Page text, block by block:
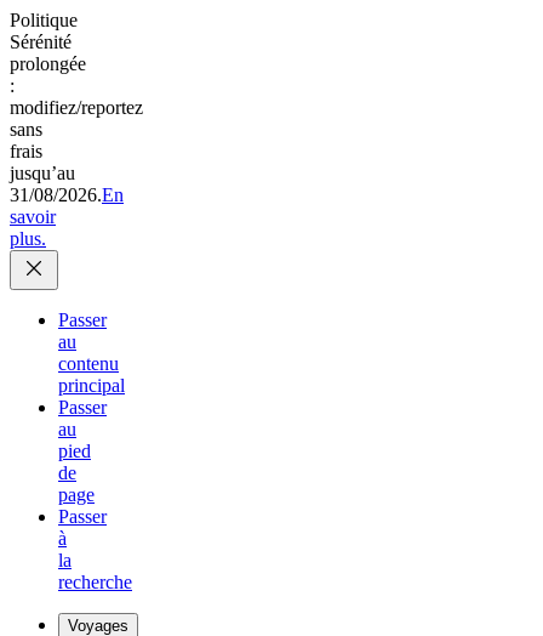
Politique
Sérénité
prolongée
:
modifiez/reportez
sans
frais
jusqu’au
31/08/2026.En
savoir
plus.
Passer
au
contenu
principal
Passer
au
pied
de
page
Passer
à
la
recherche
Voyages